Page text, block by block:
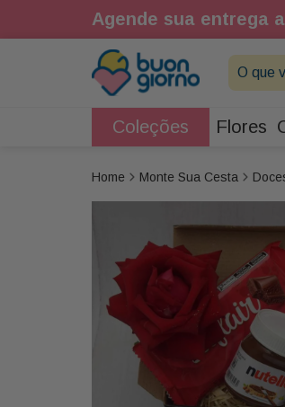
Agende sua entrega
O que
Coleções Flores
Monte Sua Cesta